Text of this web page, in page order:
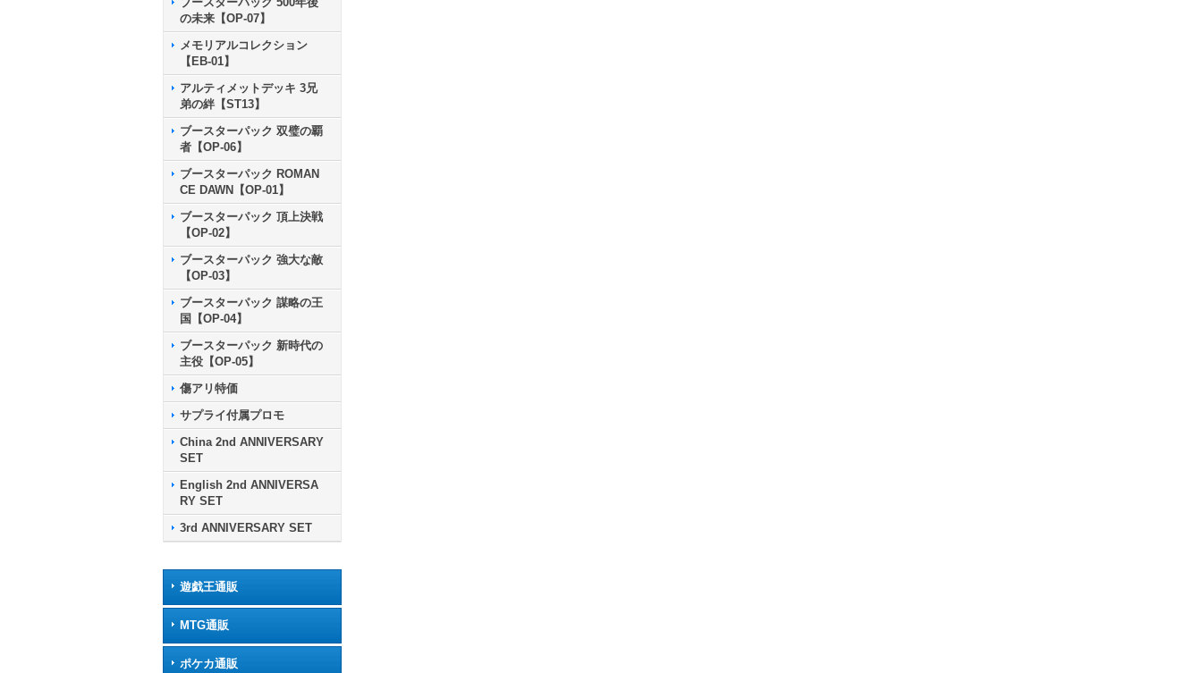
の未来【OP-07】
メモリアルコレクション
【EB-01】
アルティメットデッキ 3兄
弟の絆【ST13】
ブースターパック 双璧の覇
者【OP-06】
ブースターパック ROMAN
CE DAWN【OP-01】
ブースターパック 頂上決戦
【OP-02】
ブースターパック 強大な敵
【OP-03】
ブースターパック 謀略の王
国【OP-04】
ブースターパック 新時代の
主役【OP-05】
傷アリ特価
サプライ付属プロモ
China 2nd ANNIVERSARY
SET
English 2nd ANNIVERSA
RY SET
3rd ANNIVERSARY SET
遊戯王通販
MTG通販
ポケカ通販